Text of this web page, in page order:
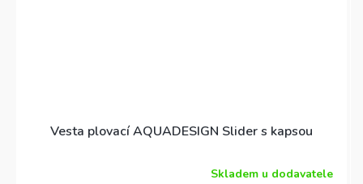
Vesta plovací AQUADESIGN Slider s kapsou
Skladem u dodavatele